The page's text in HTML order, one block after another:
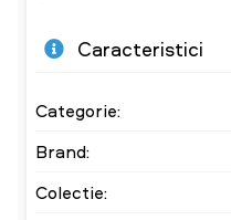
Caracteristici
Categorie:
Brand:
Colectie: